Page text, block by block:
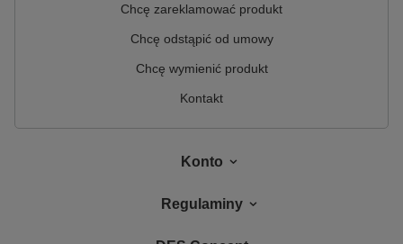
Chcę zareklamować produkt
Chcę odstąpić od umowy
Chcę wymienić produkt
Kontakt
Konto
Regulaminy